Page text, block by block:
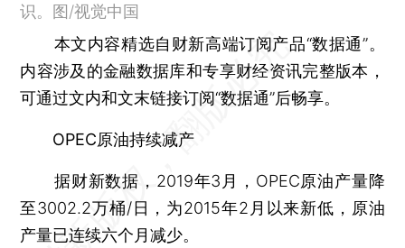
识。图/视觉中国
本文内容精选自财新高端订阅产品“数据通”。
内容涉及的金融数据库和专享财经资讯完整版本，
可通过文内和文末链接订阅“数据通”后畅享。
OPEC原油持续减产
据财新数据，2019年3月，OPEC原油产量降
至3002.2万桶/日，为2015年2月以来新低，原油
产量已连续六个月减少。